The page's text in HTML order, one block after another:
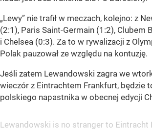
„Lewy” nie trafił w meczach, kolejno: z
(2:1), Paris Saint-Germain (1:2), Clubem
i Chelsea (0:3). Za to w rywalizacji z
Polak pauzował ze względu na kontuzję.
Jeśli zatem Lewandowski zagra we
wieczór z Eintrachtem Frankfurt, będzie
polskiego napastnika w obecnej edycji
Lewandowski is no stranger to Eintracht